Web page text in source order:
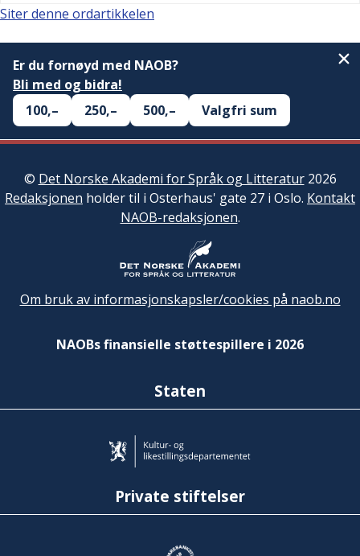
Siter denne ordartikkelen
Er du fornøyd med NAOB?
Bli med og bidra!
100,–
250,– 500,– Valgfri sum
© Det Norske Akademi for Språk og Litteratur2026
Redaksjonen holder til i Osterhaus' gate 27 i Oslo. Kontakt
NAOB-redaksjonen.
Om bruk av informasjonskapsler/cookies på naob.no
NAOBs finansielle støttespillere i 2026
Staten
Private stiftelser